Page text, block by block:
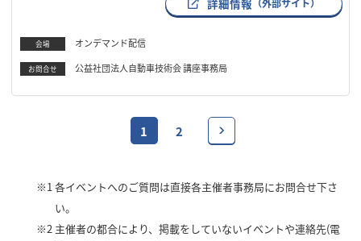
詳細情報 （外部サイト）
会場 オンデマンド配信
お問合せ 公益社団法人自動車技術会 講座事務局
1 2
※1各イベントへのご質問は直接各主催者事務局にお問合せ下さ
い。
※2 主催者の都合により、掲載をしていないイベントや連絡先(電